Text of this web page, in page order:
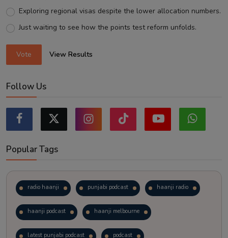
Exploring regional visas despite the lower allocation numbers.
Just waiting to see how the points test reform unfolds.
Vote View Results
Follow Us
Popular Tags
radio haanji punjabi podcast haanji radio
haanji podcast haanji melbourne
latest punjabi podcast podcast